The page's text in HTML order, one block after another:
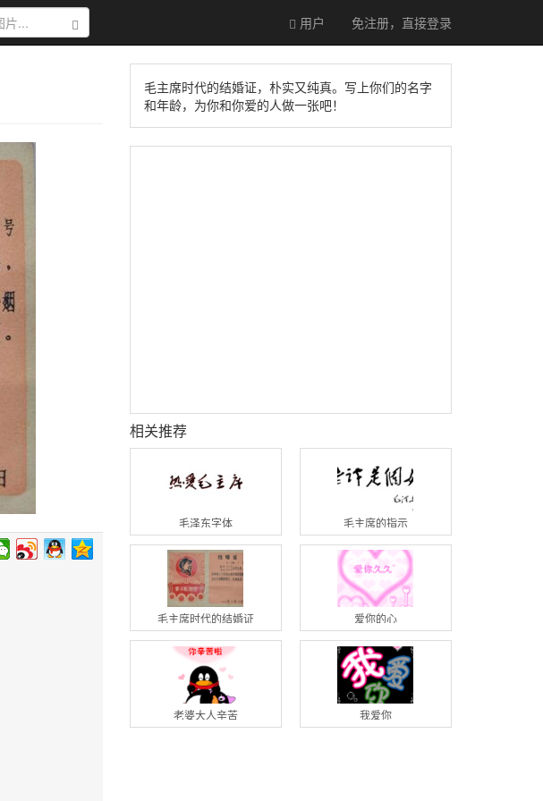
搜索 用户 免注册，直接登录
毛主席时代的结婚证，朴实又纯真。写上你们的名字
和年龄，为你和你爱的人做一张吧！
相关推荐
毛泽东字体 毛主席的指示
毛主席时代的结婚证 爱你的心
老婆大人辛苦 我爱你